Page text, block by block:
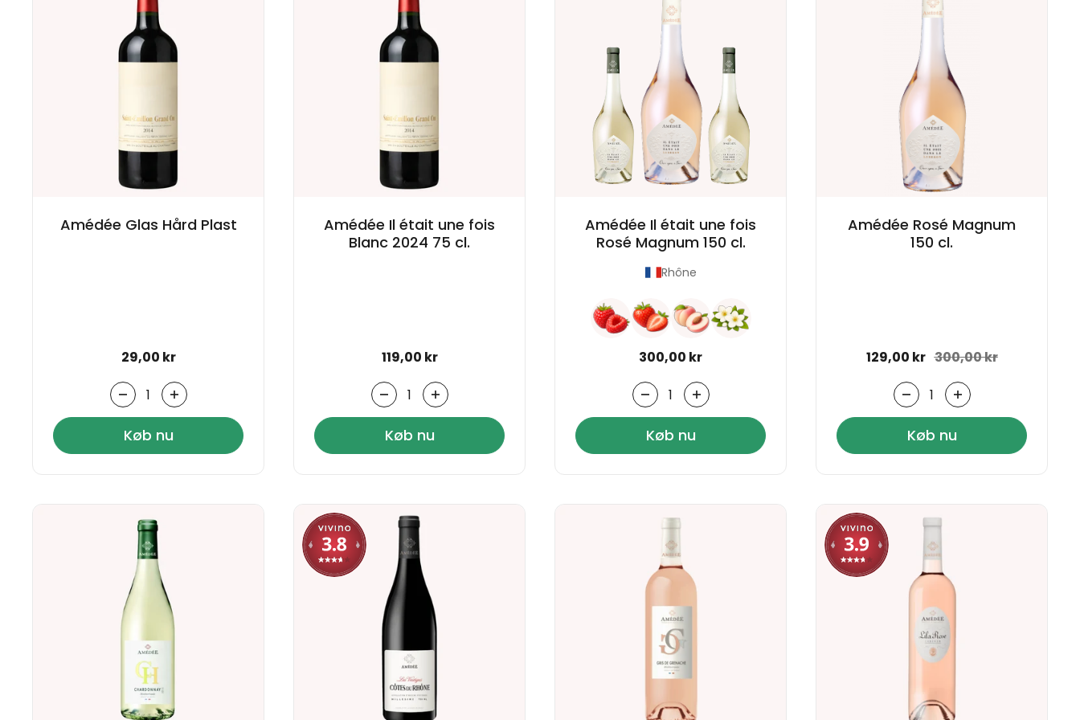
Amédée Glas Hård Plast
Normal pris
29,00 kr
Antal
Køb nu
Amédée Il était une fois
Blanc 2024 75 cl.
Normal pris
119,00 kr
Antal
Køb nu
Amédée Il était une fois
Rosé Magnum 150 cl.
Rhône
Normal pris
300,00 kr
Antal
Køb nu
Amédée Rosé Magnum
150 cl.
Normal pris
129,00 kr Udsalgspris
300,00 kr
Antal
Køb nu